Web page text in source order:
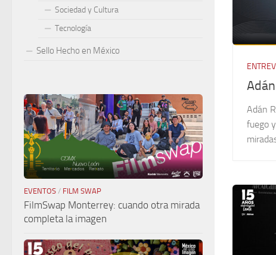
Adán
fuego
Sociedad y Cultura
Tecnología
Sello Hecho en México
EVENTOS / FILM SWAP
FilmSwap Monterrey: cuando otra mirada
completa la imagen